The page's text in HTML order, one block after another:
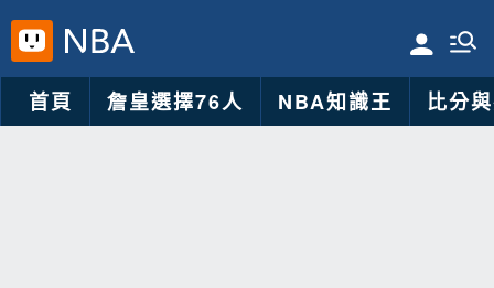
首頁 詹皇選擇76人 NBA知識王 比分